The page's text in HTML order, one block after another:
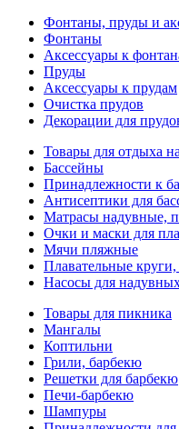
Фонтаны, пруды и
Фонтаны
Аксессуары к
Пруды
Аксессуары к прудам
Очистка прудов
Декорации для
Товары для отдыха
Бассейны
Принадлежности к
Антисептики для
Матраcы надувные,
Очки и маски для
Мячи пляжные
Плавательные
Насосы для
Товары для пикника
Мангалы
Коптильни
Грили, барбекю
Решетки для барбекю
Печи-барбекю
Шампуры